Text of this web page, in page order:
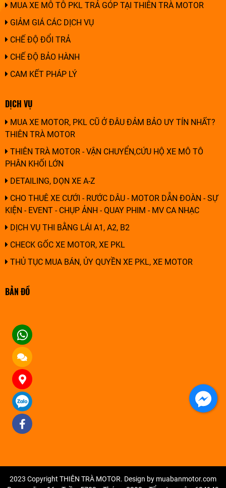
MUA XE MÔ TÔ PKL TRẢ GÓP TẠI THIÊN TRÀ MOTOR
GIẢM GIÁ CÁC DỊCH VỤ
CHẾ ĐỘ ĐỔI TRẢ
CHẾ ĐỘ BẢO HÀNH
CAM KẾT PHÁP LÝ
DỊCH VỤ
MUA XE MOTOR, PKL CŨ Ở ĐÂU ĐẢM BẢO UY TÍN NHẤT?
THIÊN TRÀ MOTOR
THIÊN TRÀ MOTOR - VẬN CHUYỂN,CỨU HỘ XE MÔ TÔ
PHÂN KHỐI LỚN
DETAILING, DỌN XE A-Z
CHO THUÊ XE CƯỚI - RƯỚC DÂU - MOTOR DẪN ĐOÀN - SỰ
KIỆN - EVENT - CHỤP ẢNH - QUAY PHIM - MV CA NHẠC
DỊCH VỤ THI BẰNG LÁI A1, A2, B2
CHECK GỐC XE MOTOR, XE PKL
THỦ TỤC MUA BÁN, ỦY QUYỀN XE PKL, XE MOTOR
BẢN ĐỒ
2023 Copyright THIÊN TRÀ MOTOR. Design by muabanmotor.com